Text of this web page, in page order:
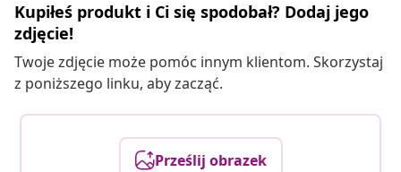
Kupiłeś produkt i Ci się spodobał? Dodaj jego
zdjęcie!
Twoje zdjęcie może pomóc innym klientom. Skorzystaj
z poniższego linku, aby zacząć.
Prześlij obrazek